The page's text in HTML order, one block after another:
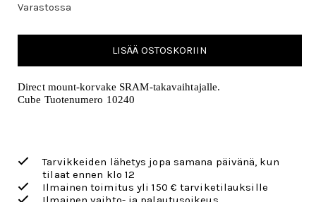
Varastossa
LISÄÄ OSTOSKORIIN
Direct mount-korvake SRAM-takavaihtajalle.
Cube Tuotenumero 10240
Tarvikkeiden lähetys jopa samana päivänä, kun
tilaat ennen klo 12
Ilmainen toimitus yli 150 € tarviketilauksille